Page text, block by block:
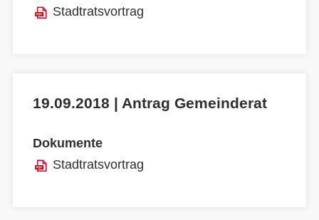
Stadtratsvortrag
19.09.2018 | Antrag Gemeinderat
Dokumente
Stadtratsvortrag